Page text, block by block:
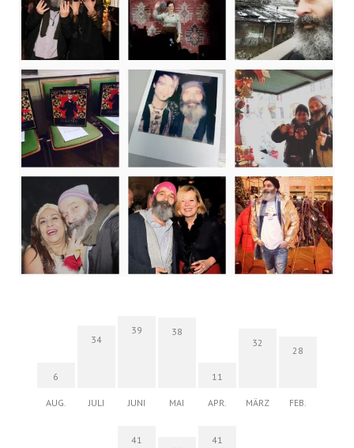
6
AUG.
34
JULI
39
JUNI
38
MAI
11
APR.
32
MÄRZ
28
FEB.
41 41